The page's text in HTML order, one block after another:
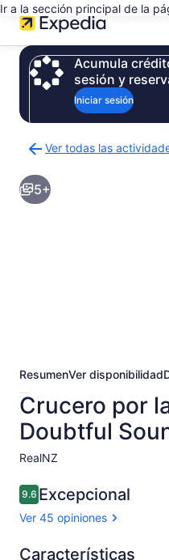
Ir a la sección principal de la
Acumula
sesión y
Iniciar sesión
Ver todas las
a
la
página
5+
ResumenVer disponibilidad
Crucero por
Doubtful
RealNZ​
9.69.6 de 10
Excepcional
Ver 45 opiniones
Características